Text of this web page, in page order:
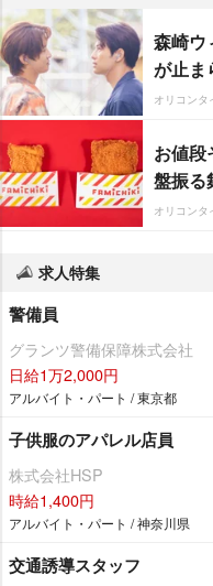
森崎ウ
が止ま
オリコンタ
お値段
盤振る
オリコンタ
求人特集
警備員
グランツ警備保障株式会社
日給1万2,000円
アルバイト・パート / 東京都
子供服のアパレル店員
株式会社HSP
時給1,400円
アルバイト・パート / 神奈川県
交通誘導スタッフ